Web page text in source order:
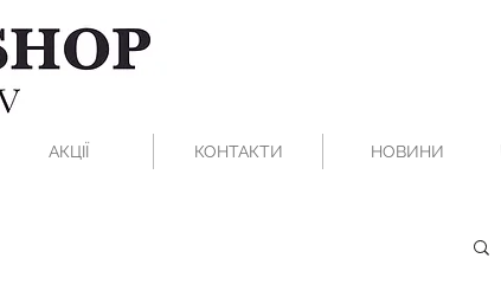
АКЦІЇ КОНТАКТИ НОВИНИ